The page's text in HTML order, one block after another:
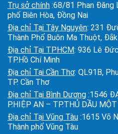
Trụ sở chính :68/81 Phan Đăng
phố Biên Hòa, Đồng Nai
Địa chỉ Tại Tây Nguyên: 231
Thành Phố Buôn Ma Thuột,
Địa chỉ Tại TPHCM: 936 Lê
TP.Hồ Chí Minh
Địa chỉ Tại Cần Thơ: QL91B,
TP. Cần Thơ
Địa chỉ Tại Bình Dương :1546
P.HIỆP AN – TP.THỦ DẦU
Địa chỉ Tại Vũng Tàu :1615 Võ
Thành phố Vũng Tàu